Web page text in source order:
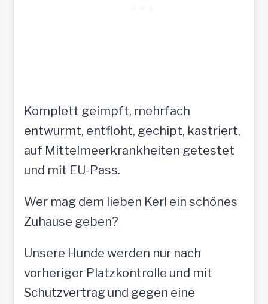
Komplett geimpft, mehrfach
entwurmt, entfloht, gechipt, kastriert,
auf Mittelmeerkrankheiten getestet
und mit EU-Pass.
Wer mag dem lieben Kerl ein schönes
Zuhause geben?
Unsere Hunde werden nur nach
vorheriger Platzkontrolle und mit
Schutzvertrag und gegen eine